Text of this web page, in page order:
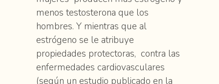
menos testosterona que los
hombres. Y mientras que al
estrógeno se le atribuye
propiedades protectoras, contra las
enfermedades cardiovasculares
(según un estudio publicado en la